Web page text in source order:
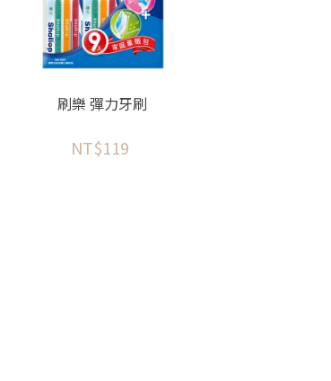
刷樂 彈力牙刷
NT$119